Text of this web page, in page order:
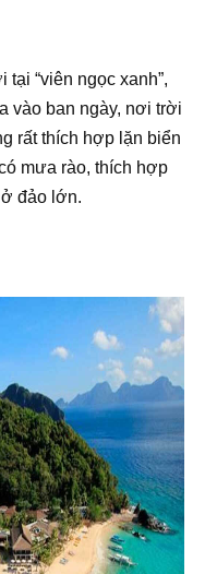
“viên ngọc xanh”,
vào ban ngày, nơi trời
rất thích hợp lặn biển
mưa rào, thích hợp
đảo lớn.